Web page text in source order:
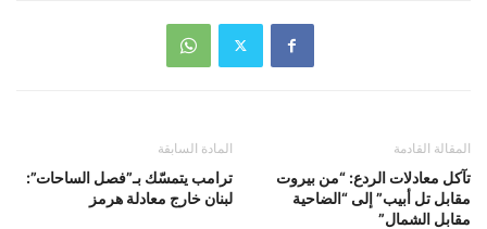
المادة السابقة
ترامب يتمسّك بـ”فصل الساحات”:
لبنان خارج معادلة هرمز
المقالة القادمة
تآكل معادلات الردع: “من بيروت
مقابل تل أبيب” إلى “الضاحية
مقابل الشمال”